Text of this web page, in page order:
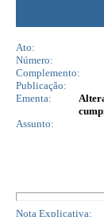
Ato:
Número:
Complemento:
Publicação:
Ementa:
Assunto:
Nota Explicativa: